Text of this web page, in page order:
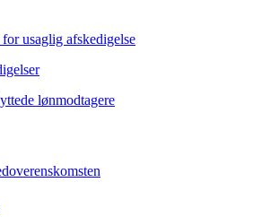
usaglig afskedigelse
lønmodtagere